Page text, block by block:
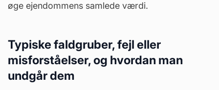
øge ejendommens samlede værdi.
Typiske faldgruber, fejl eller
misforståelser, og hvordan man
undgår dem